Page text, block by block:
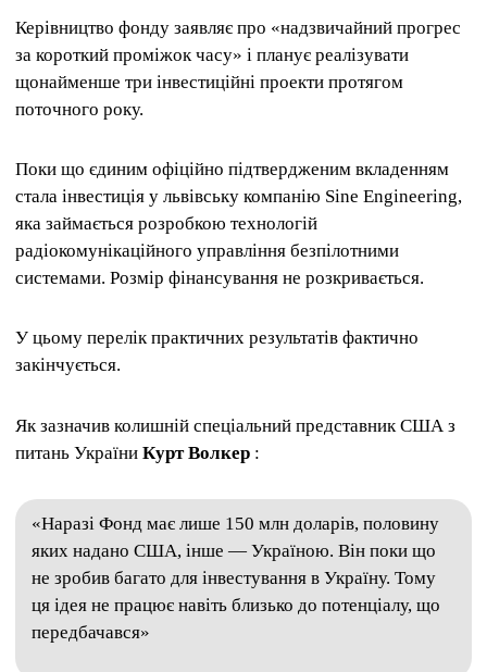
Керівництво фонду заявляє про «надзвичайний прогрес
за короткий проміжок часу» і планує реалізувати
щонайменше три інвестиційні проекти протягом
поточного року.
Поки що єдиним офіційно підтвердженим вкладенням
стала інвестиція у львівську компанію Sine Engineering,
яка займається розробкою технологій
радіокомунікаційного управління безпілотними
системами. Розмір фінансування не розкривається.
У цьому перелік практичних результатів фактично
закінчується.
Як зазначив колишній спеціальний представник США з
питань України Курт Волкер :
«Наразі Фонд має лише 150 млн доларів, половину
яких надано США, інше — Україною. Він поки що
не зробив багато для інвестування в Україну. Тому
ця ідея не працює навіть близько до потенціалу, що
передбачався»